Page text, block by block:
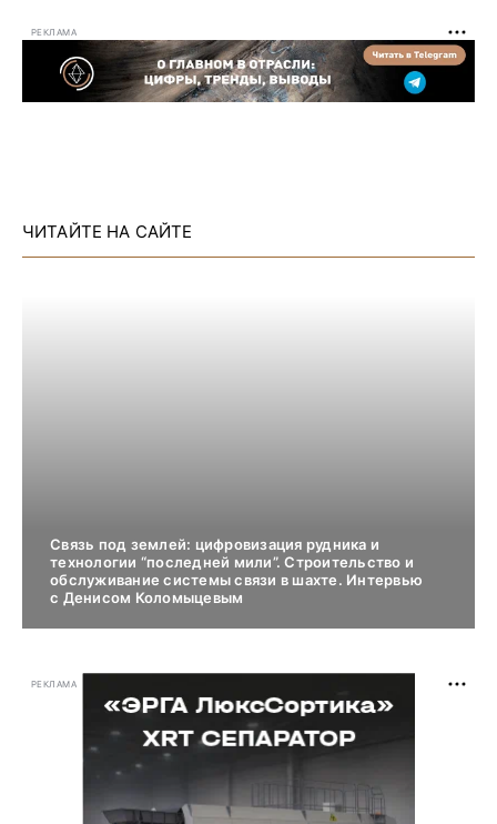
РЕКЛАМА
ЧИТАЙТЕ НА САЙТЕ
Связь под землей: цифровизация рудника и
технологии “последней мили”. Строительство и
обслуживание системы связи в шахте. Интервью
с Денисом Коломыцевым
РЕКЛАМА